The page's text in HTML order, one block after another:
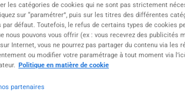
les catégories de cookies qui ne sont pas strictement
sur “paramétrer”, puis sur les titres des différentes
par défaut. Toutefois, le refus de certains types de cookies
nous pouvons vous offrir (ex : vous recevrez des publicités
Internet, vous ne pourrez pas partager du contenu via les
ou modifier votre paramétrage à tout moment via
Politique en matière de cookie
partenaires